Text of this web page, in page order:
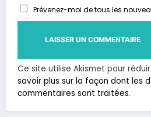
Prévenez-moi de tous les
Ce site utilise Akismet pour
savoir plus sur la façon dont les
commentaires sont traitées.